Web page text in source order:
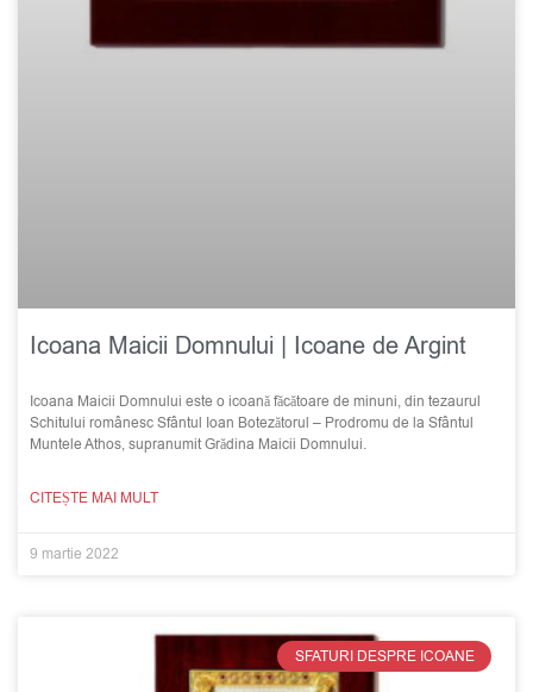
Icoana Maicii Domnului | Icoane de Argint
Icoana Maicii Domnului este o icoană făcătoare de minuni, din tezaurul
Schitului românesc Sfântul Ioan Botezătorul – Prodromu de la Sfântul
Muntele Athos, supranumit Grădina Maicii Domnului.
CITEȘTE MAI MULT
9 martie 2022
SFATURI DESPRE ICOANE